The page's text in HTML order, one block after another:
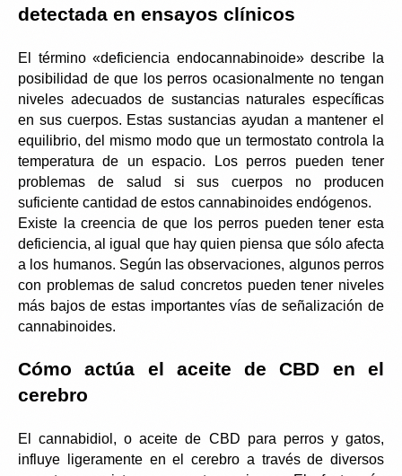
detectada en ensayos clínicos
El término «deficiencia endocannabinoide» describe la
posibilidad de que los perros ocasionalmente no tengan
niveles adecuados de sustancias naturales específicas
en sus cuerpos. Estas sustancias ayudan a mantener el
equilibrio, del mismo modo que un termostato controla la
temperatura de un espacio. Los perros pueden tener
problemas de salud si sus cuerpos no producen
suficiente cantidad de estos cannabinoides endógenos.
Existe la creencia de que los perros pueden tener esta
deficiencia, al igual que hay quien piensa que sólo afecta
a los humanos. Según las observaciones, algunos perros
con problemas de salud concretos pueden tener niveles
más bajos de estas importantes vías de señalización de
cannabinoides.
Cómo actúa el aceite de CBD en el
cerebro
El cannabidiol, o aceite de CBD para perros y gatos,
influye ligeramente en el cerebro a través de diversos